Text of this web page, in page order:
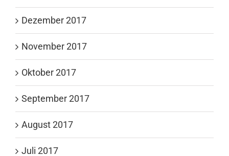
Dezember 2017
November 2017
Oktober 2017
September 2017
August 2017
Juli 2017